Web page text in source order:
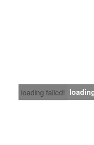
loading failed!